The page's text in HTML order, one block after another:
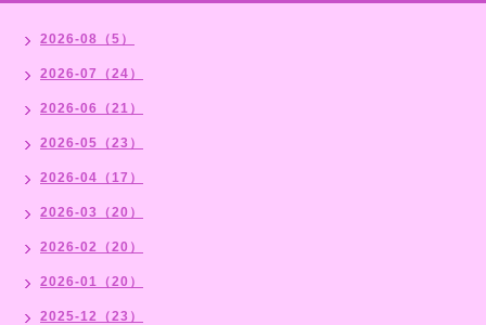
2026-08（5）
2026-07（24）
2026-06（21）
2026-05（23）
2026-04（17）
2026-03（20）
2026-02（20）
2026-01（20）
2025-12（23）